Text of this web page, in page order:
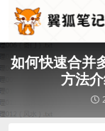
如何快速合并
方法